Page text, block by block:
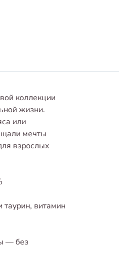
коллекции
жизни.
или
мечты
взрослых
витамин
— без